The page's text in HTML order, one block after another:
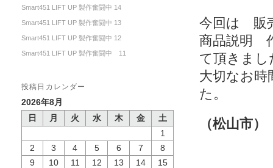
Smart451 LIFT UP 製作奮闘中 14
Smart451 LIFT UP 製作奮闘中 13
Smart451 LIFT UP 製作奮闘中 12
Smart451 LIFT UP 製作奮闘中 11
投稿日カレンダー
2026年8月
日
月 火 水 木 金
土
1
2
3 4 5 6 7
8
9
10 11 12 13 14
15
今回は 販
商品説明
て頂きまし
大切なお
た。
（松山市